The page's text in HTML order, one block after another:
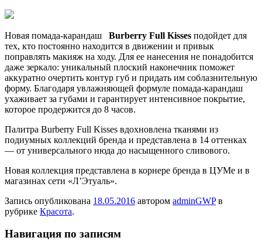
Новая помада-карандаш Burberry Full Kisses подойдет для
тех, кто постоянно находится в движении и привык
поправлять макияж на ходу. Для ее нанесения не понадобится
даже зеркало: уникальный плоский наконечник поможет
аккуратно очертить контур губ и придать им соблазнительную
форму. Благодаря увлажняющей формуле помада-карандаш
ухаживает за губами и гарантирует интенсивное покрытие,
которое продержится до 8 часов.
Палитра Burberry Full Kisses вдохновлена тканями из
подиумных коллекций бренда и представлена в 14 оттенках
— от универсального нюда до насыщенного сливового.
Новая коллекция представлена в корнере бренда в ЦУМе и в
магазинах сети «Л’Этуаль».
Запись опубликована 18.05.2016 автором adminGWPв
рубрике Красота.
Навигация по записям